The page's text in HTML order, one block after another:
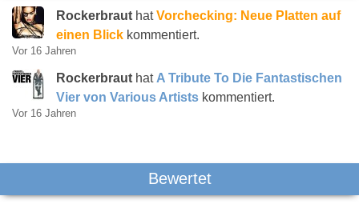
Rockerbraut hatVorchecking: Neue Platten auf
einen Blick kommentiert.
Vor 16 Jahren
Rockerbraut hat A Tribute To Die Fantastischen
Vier von Various Artists kommentiert.
Vor 16 Jahren
Bewertet